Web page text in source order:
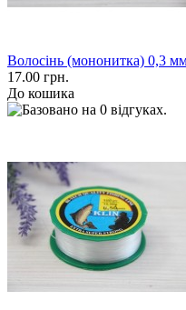
Волосінь (мононитка) 0,3
17.00 грн.
До кошика